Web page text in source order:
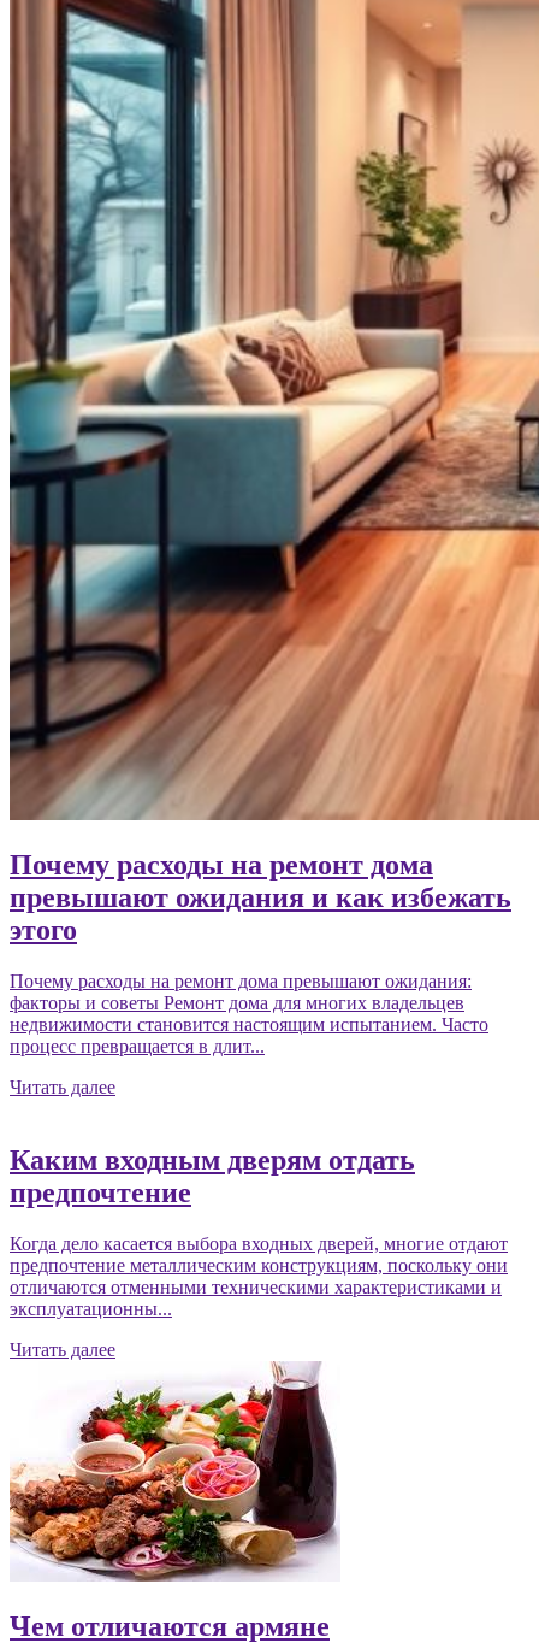
Почему расходы на ремонт дома
превышают ожидания и как избежать
этого
Почему расходы на ремонт дома превышают ожидания:
факторы и советы Ремонт дома для многих владельцев
недвижимости становится настоящим испытанием. Часто
процесс превращается в длит...
Читать далее
Каким входным дверям отдать
предпочтение
Когда дело касается выбора входных дверей, многие отдают
предпочтение металлическим конструкциям, поскольку они
отличаются отменными техническими характеристиками и
эксплуатационны...
Читать далее
Чем отличаются армяне